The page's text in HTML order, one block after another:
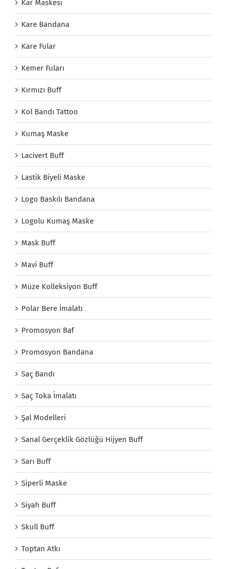
Kar Maskesi
Kare Bandana
Kare Fular
Kemer Fuları
Kırmızı Buff
Kol Bandı Tattoo
Kumaş Maske
Lacivert Buff
Lastik Biyeli Maske
Logo Baskılı Bandana
Logolu Kumaş Maske
Mask Buff
Mavi Buff
Müze Kolleksiyon Buff
Polar Bere İmalatı
Promosyon Baf
Promosyon Bandana
Saç Bandı
Saç Toka İmalatı
Şal Modelleri
Sanal Gerçeklik Gözlüğü Hijyen Buff
Sarı Buff
Siperli Maske
Siyah Buff
Skull Buff
Toptan Atkı